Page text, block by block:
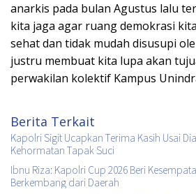
anarkis pada bulan Agustus lalu
kita jaga agar ruang demokrasi
sehat dan tidak mudah disusupi
justru membuat kita lupa akan
perwakilan kolektif Kampus
Berita Terkait
Kapolri Sigit Ucapkan Terima Kasih Usai
Kehormatan Tapak Suci
Ibnu Riza: Kapolri Cup 2026 Beri
Berkembang dari Daerah